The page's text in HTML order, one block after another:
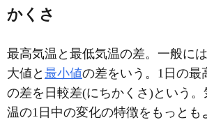
かくさ
最高気温と最低気温の差。一般に
大値と 最小値の差をいう。1日の最
の差を日較差(にちかくさ)という
温の1日中の変化の特徴をもっとも